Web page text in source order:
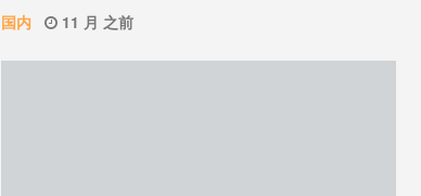
国内 11 月 之前